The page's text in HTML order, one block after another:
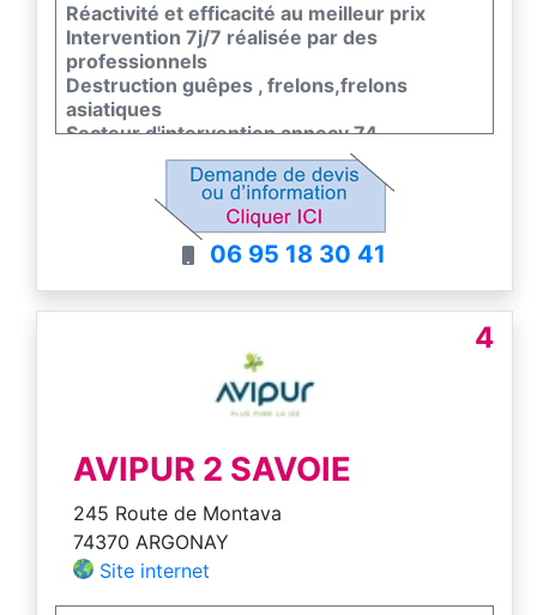
Réactivité et efficacité au meilleur prix
Intervention 7j/7 réalisée par des
professionnels
Destruction guêpes , frelons,frelons
asiatiques
Secteur d'intervention annecy 74
06 95 18 30 41
4
AVIPUR 2 SAVOIE
245 Route de Montava
74370 ARGONAY
Site internet